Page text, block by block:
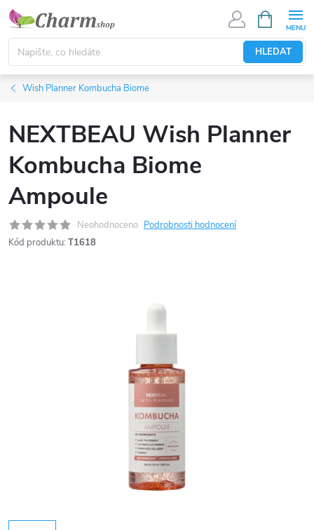
Přejít
obsah
HLEDAT
NÁKUPNÍ
KOŠÍK
Wish Planner Kombucha Biome
NEXTBEAU Wish Planner
Kombucha Biome
Ampoule
Neohodnoceno Podrobnosti hodnocení
Kód produktu: T1618